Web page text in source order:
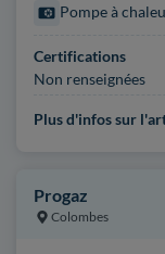
Pompe à
Certifications
Non renseignées
Plus d'infos sur
Progaz
Colombes